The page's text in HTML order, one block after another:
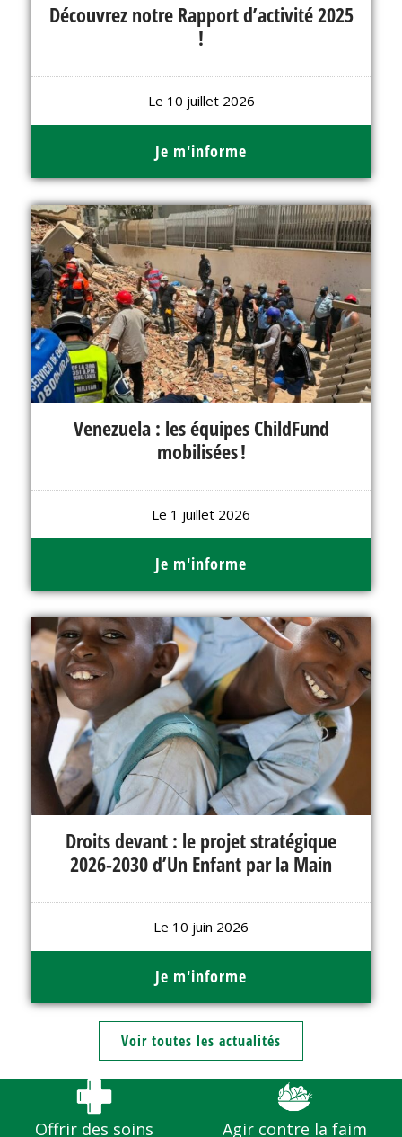
Découvrez notre Rapport d’activité 2025
!
Le 10 juillet 2026
Je m'informe
Venezuela : les équipes ChildFund
mobilisées !
Le 1 juillet 2026
Je m'informe
Droits devant : le projet stratégique
2026-2030 d’Un Enfant par la Main
Le 10 juin 2026
Je m'informe
Voir toutes les actualités
Offrir des soins Agir contre la faim